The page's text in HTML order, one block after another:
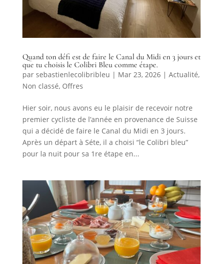
Quand ton défi est de faire le Canal du Midi en 3 jours et
que tu choisis le Colibri Bleu comme étape.
par sebastienlecolibribleu | Mar 23, 2026| Actualité,
Non classé, Offres
Hier soir, nous avons eu le plaisir de recevoir notre
premier cycliste de l’année en provenance de Suisse
qui a décidé de faire le Canal du Midi en 3 jours.
Après un départ à Séte, il a choisi “le Colibri bleu”
pour la nuit pour sa 1re étape en...